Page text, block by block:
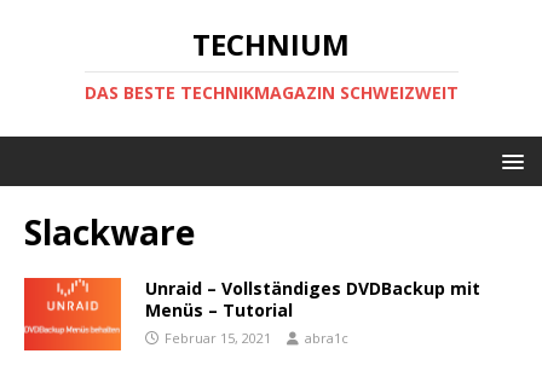
TECHNIUM
DAS BESTE TECHNIKMAGAZIN SCHWEIZWEIT
Slackware
Unraid – Vollständiges DVDBackup mit
Menüs – Tutorial
Februar 15, 2021 abra1c